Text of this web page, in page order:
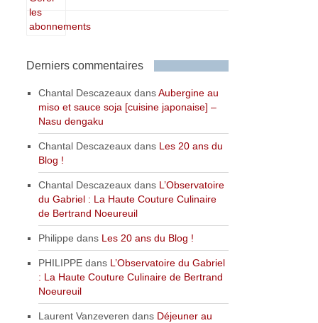
Derniers commentaires
Chantal Descazeaux dansAubergine au
miso et sauce soja [cuisine japonaise] –
Nasu dengaku
Chantal Descazeaux dans Les 20 ans du
Blog !
Chantal Descazeaux dans L’Observatoire
du Gabriel : La Haute Couture Culinaire
de Bertrand Noeureuil
Philippe dans Les 20 ans du Blog !
PHILIPPE dans L’Observatoire du Gabriel
: La Haute Couture Culinaire de Bertrand
Noeureuil
Laurent Vanzeveren dans Déjeuner au